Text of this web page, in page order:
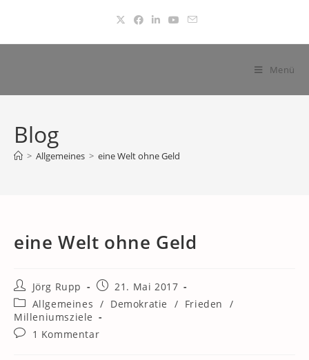
springen
Menü
Blog
> Allgemeines > eine Welt ohne Geld
eine Welt ohne Geld
Beitrags-
Autor:
Jörg Rupp
Beitrag
veröffentlicht:
21. Mai 2017
Beitrags-
Kategorie:
Allgemeines / Demokratie / Frieden
/
Milleniumsziele
Beitrags-
1 Kommentar